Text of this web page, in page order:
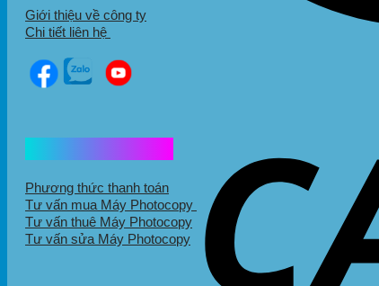
Giới thiệu về công ty
Chi tiết liên hệ
Phương thức thanh toán
Tư vấn mua Máy Photocopy
Tư vấn thuê Máy Photocopy
Tư vấn sửa Máy Photocopy